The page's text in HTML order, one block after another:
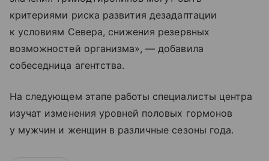
критериями риска развития дезадаптации
к условиям Севера, снижения резервных
возможностей организма», — добавила
собеседница агентства.
На следующем этапе работы специалисты центра
изучат изменения уровней половых гормонов
у мужчин и женщин в различные сезоны года.